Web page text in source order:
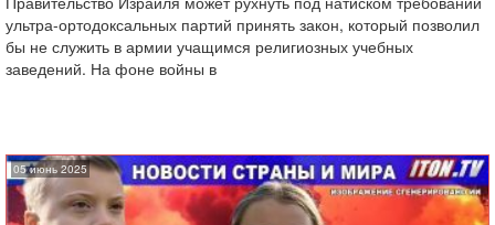
ультра-ортодоксальных партий принять закон, который позволил
бы не служить в армии учащимся религиозных учебных
заведений. На фоне войны в
05 июнь 2025